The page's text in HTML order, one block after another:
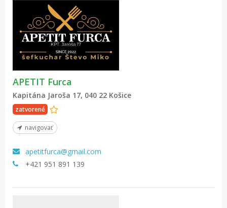
APETIT Furca
Kapitána Jaroša 17, 040 22 Košice
zatvorené
navigovať
apetitfurca@gmail.com
+421 951 891 139